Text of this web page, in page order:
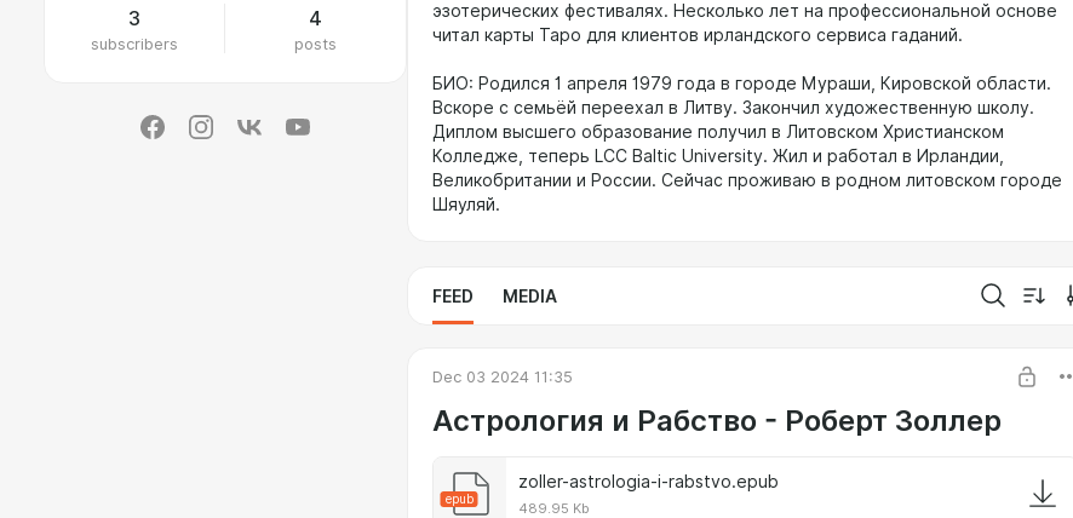
3
subscribers
4
posts
эзотерических фестивалях. Несколько лет на профессиональной основе
читал карты Таро для клиентов ирландского сервиса гаданий.
БИО: Родился 1 апреля 1979 года в городе Мураши, Кировской области.
Вскоре с семьёй переехал в Литву. Закончил художественную школу.
Диплом высшего образование получил в Литовском Христианском
Колледже, теперь LCC Baltic University. Жил и работал в Ирландии,
Великобритании и России. Сейчас проживаю в родном литовском городе
Шяуляй.
FEED MEDIA
Dec 03 2024 11:35
Астрология и Рабство - Роберт Золлер
epub
zoller-astrologia-i-rabstvo.epub
489.95 Kb